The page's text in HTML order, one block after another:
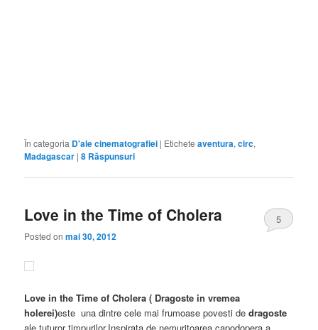
În categoria D'ale cinematografiei | Etichete aventura,circ,
Madagascar |8 Răspunsuri
Love in the Time of Cholera
Posted onmai 30, 2012
5
Love in the Time of Cholera ( Dragoste in vremea
holerei)este una dintre cele mai frumoase povesti dedragoste
ale tuturor timpurilor.Inspirata de nemuritoarea capodopera a